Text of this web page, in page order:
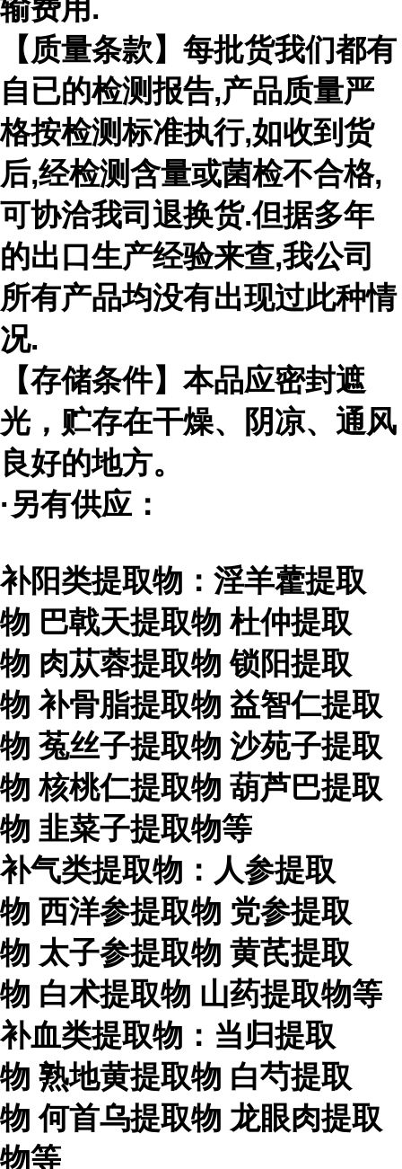
输费用 .
【质量条款】每批货我们都有
自已的检测报告,产品质量严
格按检测标准执行,如收到货
后,经检测含量或菌检不合格,
可协洽我司退换货.但据多年
的出口生产经验来查,我公司
所有产品均没有出现过此种情
况.
【存储条件】本品应密封遮
光，贮存在干燥、阴凉、通风
良好的地方。
·另有供应：
补阳类提取物：淫羊藿提取
物 巴戟天提取物 杜仲提取
物 肉苁蓉提取物 锁阳提取
物 补骨脂提取物 益智仁提取
物 菟丝子提取物 沙苑子提取
物 核桃仁提取物 葫芦巴提取
物 韭菜子提取物等
补气类提取物：人参提取
物 西洋参提取物 党参提取
物 太子参提取物 黄芪提取
物 白术提取物 山药提取物等
补血类提取物：当归提取
物 熟地黄提取物 白芍提取
物 何首乌提取物 龙眼肉提取
物等